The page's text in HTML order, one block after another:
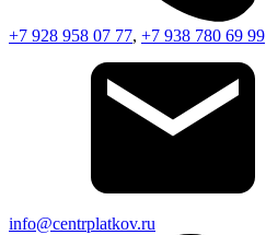
+7 928 958 07 77, +7 938 780 69 99
info@centrplatkov.ru